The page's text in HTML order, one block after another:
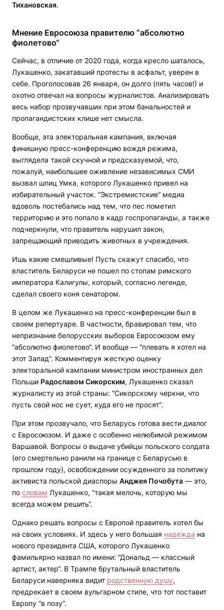
Тихановская.
Мнение Евросоюза правителю “абсолютно
фиолетово“
Сейчас, в отличие от 2020 года, когда кресло шаталось,
Лукашенко, закатавший протесты в асфальт, уверен в
себе. Проголосовав 26 января, он долго (пять часов!) и
охотно отвечал на вопросы журналистов. Анализировать
весь набор прозвучавших при этом банальностей и
пропагандистских клише нет смысла.
Вообще, эта электоральная кампания, включая
финишную пресс-конференцию вождя режима,
выглядела такой скучной и предсказуемой, что,
пожалуй, наибольшее оживление независимых СМИ
вызвал шпиц Умка, которого Лукашенко привел на
избирательный участок. “Экстремистские“ медиа
вдоволь постебались над тем, что пес пометил
территорию и это попало в кадр госпропаганды, а также
подчеркнули, что правитель нарушил закон,
запрещающий приводить животных в учреждения.
Ишь какие смешливые! Пусть скажут спасибо, что
властитель Беларуси не пошел по стопам римского
императора Калигулы, который, согласно легенде,
сделал своего коня сенатором.
В целом же Лукашенко на пресс-конференции был в
своем репертуаре. В частности, бравировал тем, что
непризнание белорусских выборов Евросоюзом ему
“абсолютно фиолетово“. И вообще — “плевать я хотел на
этот Запад“. Комментируя жесткую оценку
электоральной кампании министром иностранных дел
Польши Радославом Сикорским, Лукашенко сказал
журналисту из этой страны: “Сикорскому черкни, что
пусть свой нос не сует, куда его не просят“.
При этом прозвучало, что Беларусь готова вести диалог
с Евросоюзом. И даже с особенно нелюбимой режимом
Варшавой. Вопросы о выдаче убийцы польского солдата
(его смертельно ранили на границе с Беларусью в
прошлом году), освобождении осужденного за политику
активиста польской диаспоры Анджея Почобута — это,
по словам Лукашенко, “такая мелочь, которую мы
всегда можем решить“.
Однако решать вопросы с Европой правитель хотел бы
на своих условиях. И здесь у него большая надежда на
нового президента США, которого Лукашенко
фамильярно назвал по имени: “Дональд — классный
артист, актер“. В Трампе брутальный властитель
Беларуси наверняка видит родственную душу,
предрекает в своем вульгарном стиле, что тот поставит
Европу “в позу“.